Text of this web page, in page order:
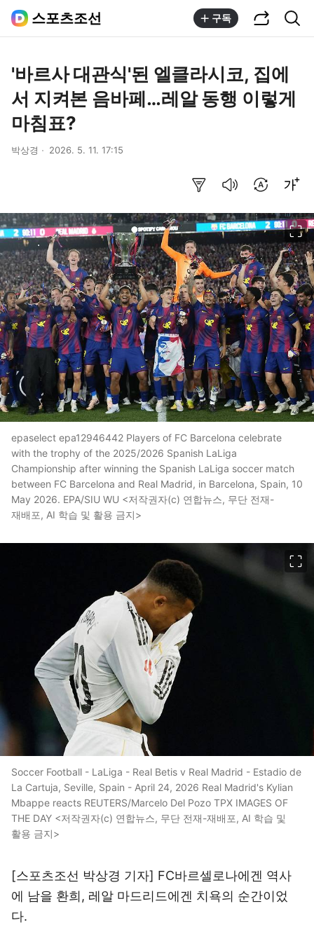
스포츠조선 구독
'바르사 대관식'된 엘클라시코, 집에
서 지켜본 음바페…레알 동행 이렇게
마침표?
박상경 2026. 5. 11. 17:15
epaselect epa12946442 Players of FC Barcelona celebrate
with the trophy of the 2025/2026 Spanish LaLiga
Championship after winning the Spanish LaLiga soccer match
between FC Barcelona and Real Madrid, in Barcelona, Spain, 10
May 2026. EPA/SIU WU <저작권자(c) 연합뉴스, 무단 전재-
재배포, AI 학습 및 활용 금지>
Soccer Football - LaLiga - Real Betis v Real Madrid - Estadio de
La Cartuja, Seville, Spain - April 24, 2026 Real Madrid's Kylian
Mbappe reacts REUTERS/Marcelo Del Pozo TPX IMAGES OF
THE DAY <저작권자(c) 연합뉴스, 무단 전재-재배포, AI 학습 및
활용 금지>
[스포츠조선 박상경 기자] FC바르셀로나에겐 역사
에 남을 환희, 레알 마드리드에겐 치욕의 순간이었
다.